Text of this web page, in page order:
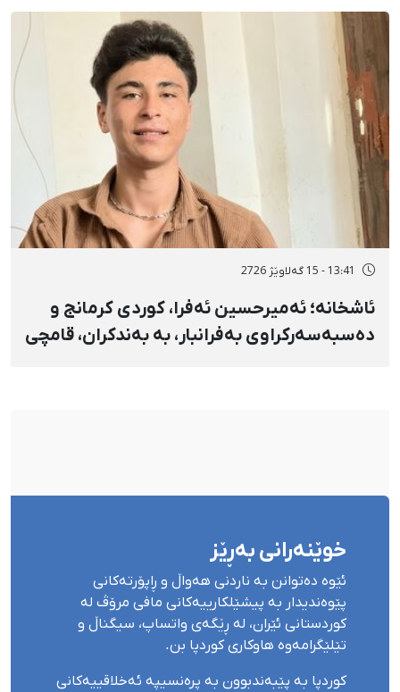
تەقینەوەی مین
13:41 - 15 گەلاوێژ 2726
ئاشخانە؛ ئەمیرحسین ئەفرا، کوردی کرمانج و
دەسبەسەرکراوی بەفرانبار، بە بەندکران، قامچی
خوێنەرانی بەڕێز
ئێوە دەتوانن بە ناردنی هەواڵ و ڕاپۆرتەکانی
پێوەندیدار بە پیشێلکارییەکانی مافی مرۆڤ لە
کوردستانی ئێران، لە ڕێگەی واتساپ، سیگناڵ و
تێلێگرامەوە هاوکاری کوردپا بن.
کوردپا بە پێبەندبوون بە پرەنسیپە ئەخلاقییەکانی